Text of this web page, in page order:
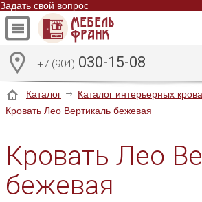
Задать свой вопрос
+7 (904) 030-15-08
Каталог
Каталог интерьерных
Кровать Лео Вертикаль бежевая
Кровать Лео
бежевая